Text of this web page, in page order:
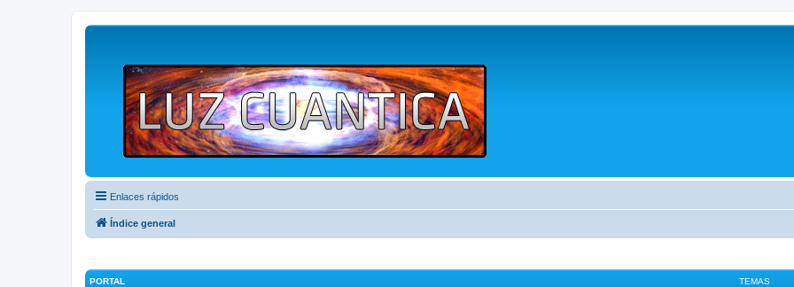
Enlaces rápidos
Índice general
PORTAL TEMAS